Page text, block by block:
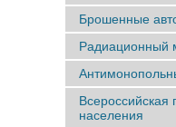
Брошенные
Радиационный
Всероссийская
населения